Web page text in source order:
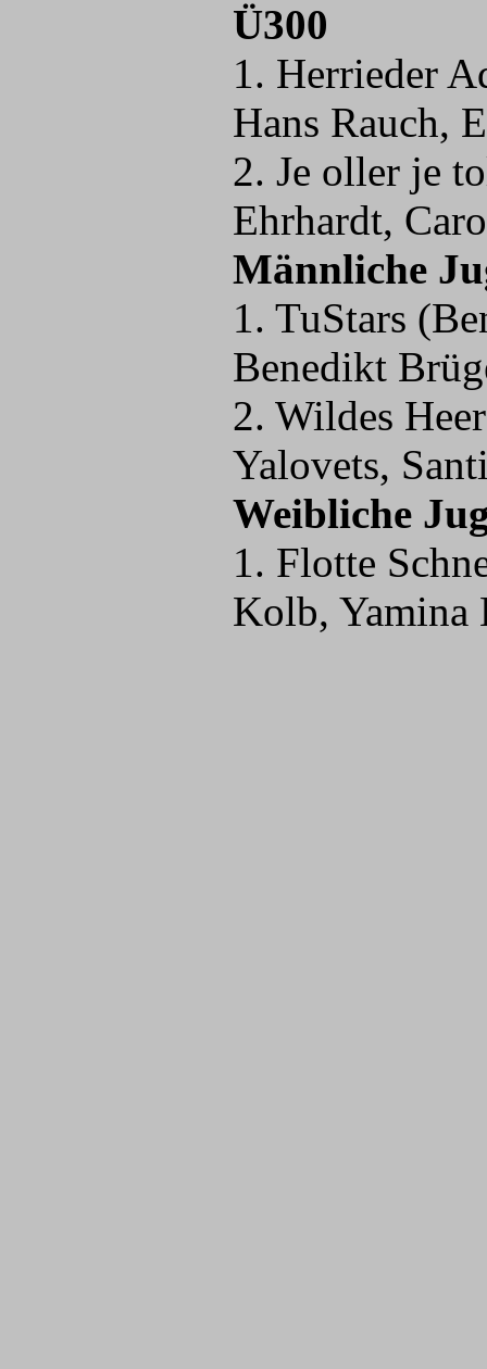
Ü300
1. Herrieder
Hans Rauch,
2. Je oller je
Ehrhardt,
Männliche
1. TuStars
Benedikt
2. Wildes
Yalovets,
Weibliche
1. Flotte
Kolb, Yamina